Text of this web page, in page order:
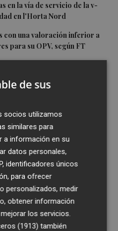
en la vía de servicio de la v-
en l'Horta Nord
con una valoración inferior a
para su OPV, según FT
gobiernos locales para el
de Jumilla activa el Plan
actualidad de
en tu correo
de sus
socios utilizamos
similares para
a información en su
datos personales,
identificadores únicos
para ofrecer
personalizados, medir
obtener información
los servicios.
(1913) también